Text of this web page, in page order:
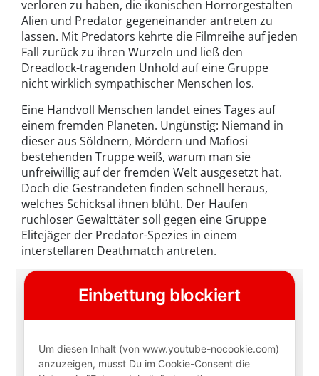
verloren zu haben, die ikonischen Horrorgestalten
Alien und Predator gegeneinander antreten zu
lassen. Mit Predators kehrte die Filmreihe auf jeden
Fall zurück zu ihren Wurzeln und ließ den
Dreadlock-tragenden Unhold auf eine Gruppe
nicht wirklich sympathischer Menschen los.
Eine Handvoll Menschen landet eines Tages auf
einem fremden Planeten. Ungünstig: Niemand in
dieser aus Söldnern, Mördern und Mafiosi
bestehenden Truppe weiß, warum man sie
unfreiwillig auf der fremden Welt ausgesetzt hat.
Doch die Gestrandeten finden schnell heraus,
welches Schicksal ihnen blüht. Der Haufen
ruchloser Gewalttäter soll gegen eine Gruppe
Elitejäger der Predator-Spezies in einem
interstellaren Deathmatch antreten.